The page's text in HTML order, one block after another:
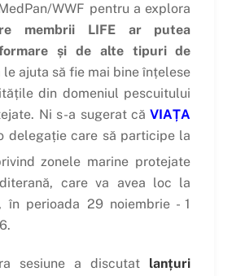
WWF pentru a explora
membrii LIFE ar putea
și de alte tipuri de
ajuta să fie mai bine înțelese
din domeniul pescuitului
Ni s-a sugerat că VIAȚA
delegație care să participe la
zonele marine protejate
care va avea loc la
în perioada 29 noiembrie - 1
sesiune a discutat lanțuri